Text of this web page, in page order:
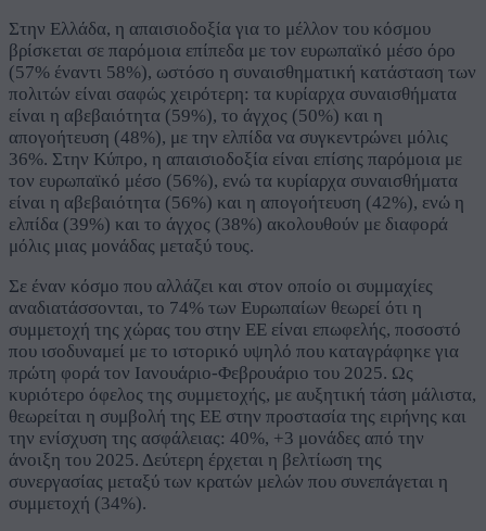
Στην Ελλάδα, η απαισιοδοξία για το μέλλον του κόσμου
βρίσκεται σε παρόμοια επίπεδα με τον ευρωπαϊκό μέσο όρο
(57% έναντι 58%), ωστόσο η συναισθηματική κατάσταση των
πολιτών είναι σαφώς χειρότερη: τα κυρίαρχα συναισθήματα
είναι η αβεβαιότητα (59%), το άγχος (50%) και η
απογοήτευση (48%), με την ελπίδα να συγκεντρώνει μόλις
36%. Στην Κύπρο, η απαισιοδοξία είναι επίσης παρόμοια με
τον ευρωπαϊκό μέσο (56%), ενώ τα κυρίαρχα συναισθήματα
είναι η αβεβαιότητα (56%) και η απογοήτευση (42%), ενώ η
ελπίδα (39%) και το άγχος (38%) ακολουθούν με διαφορά
μόλις μιας μονάδας μεταξύ τους.
Σε έναν κόσμο που αλλάζει και στον οποίο οι συμμαχίες
αναδιατάσσονται, το 74% των Ευρωπαίων θεωρεί ότι η
συμμετοχή της χώρας του στην ΕΕ είναι επωφελής, ποσοστό
που ισοδυναμεί με το ιστορικό υψηλό που καταγράφηκε για
πρώτη φορά τον Ιανουάριο-Φεβρουάριο του 2025. Ως
κυριότερο όφελος της συμμετοχής, με αυξητική τάση μάλιστα,
θεωρείται η συμβολή της ΕΕ στην προστασία της ειρήνης και
την ενίσχυση της ασφάλειας: 40%, +3 μονάδες από την
άνοιξη του 2025. Δεύτερη έρχεται η βελτίωση της
συνεργασίας μεταξύ των κρατών μελών που συνεπάγεται η
συμμετοχή (34%).